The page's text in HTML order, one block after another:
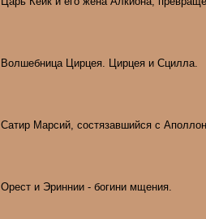
Волшебница Цирцея. Цирцея и Сцилла.
Сатир Марсий, состязавшийся с
Орест и Эриннии - богини мщения.